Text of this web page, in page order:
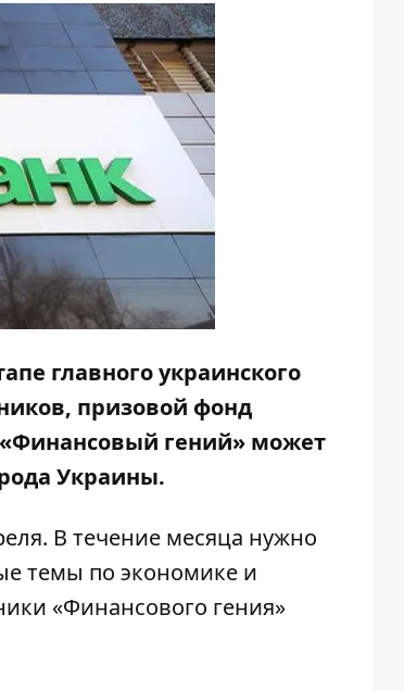
главного украинского
призовой фонд
«Финансовый гений» может
Украины.
В течение месяца нужно
темы по экономике и
«Финансового гения»